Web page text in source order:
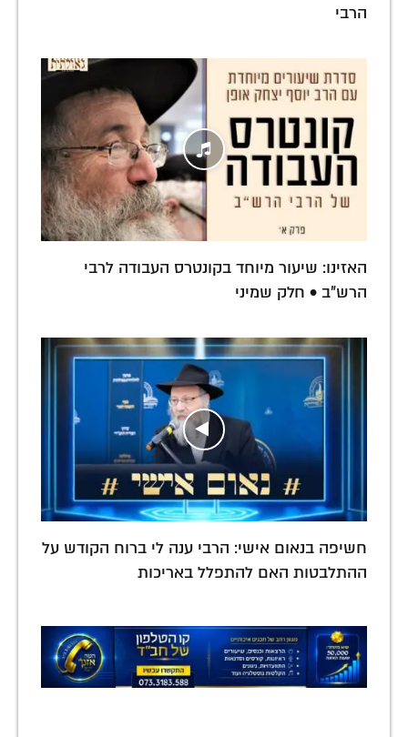
הרבי
האזינו: שיעור מיוחד בקונטרס העבודה לרבי
הרש"ב • חלק שמיני
חשיפה בנאום אישי: הרבי ענה לי ברוח הקודש על
ההתלבטות האם להתפלל באריכות